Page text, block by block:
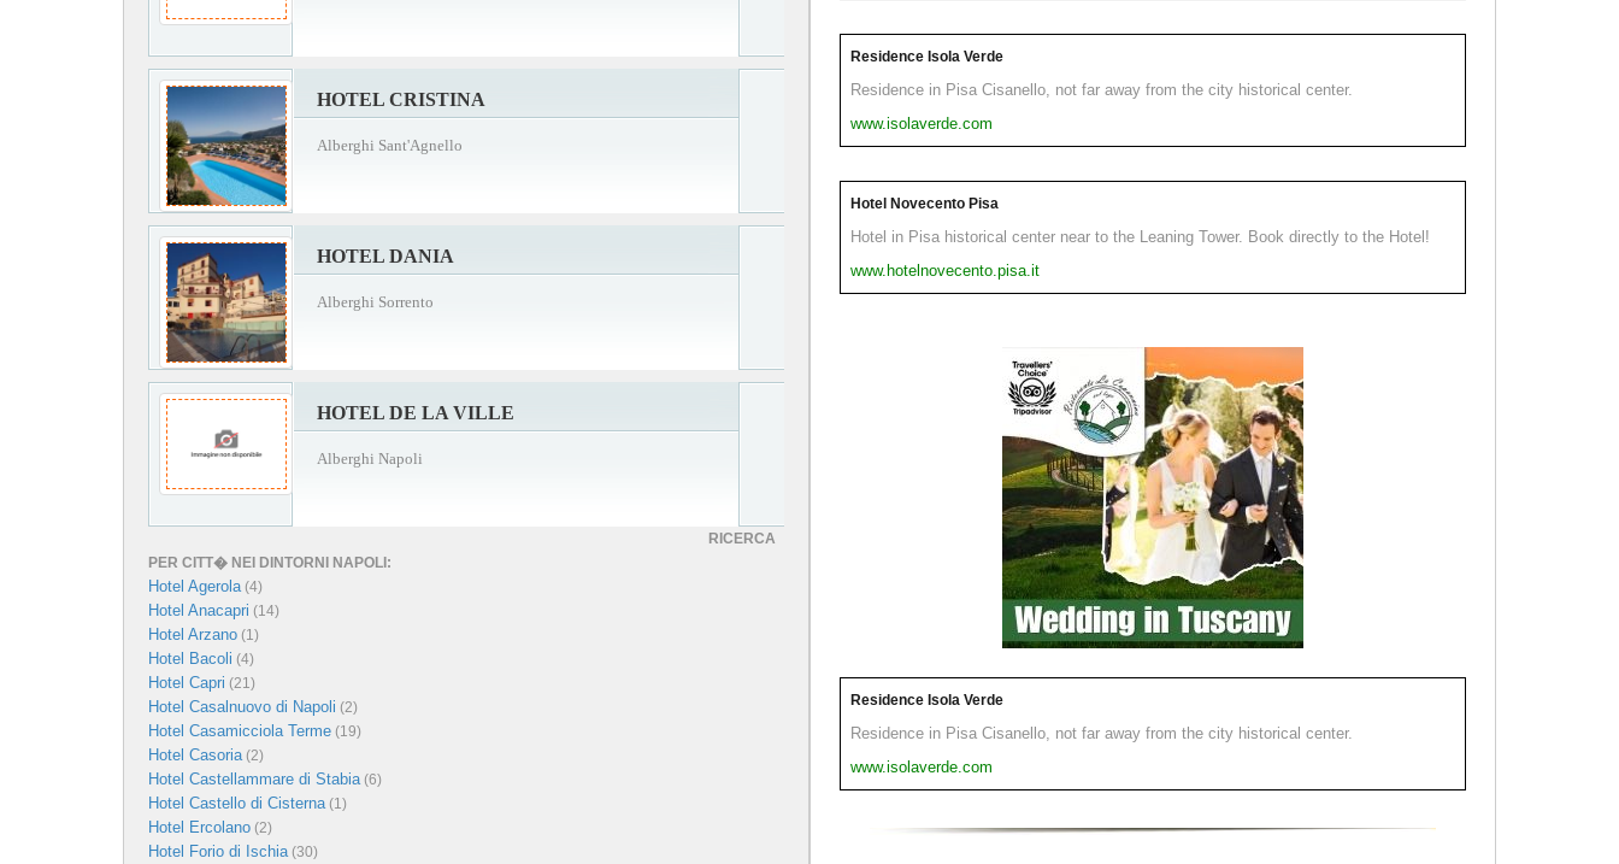
HOTEL CRISTINA
Alberghi Sant'Agnello
HOTEL DANIA
Alberghi Sorrento
HOTEL DE LA VILLE
Alberghi Napoli
RICERCA
PER CITT� NEI DINTORNI NAPOLI:
Hotel Agerola(4)
Hotel Anacapri (14)
Hotel Arzano (1)
Hotel Bacoli (4)
Hotel Capri (21)
Hotel Casalnuovo di Napoli (2)
Hotel Casamicciola Terme (19)
Hotel Casoria(2)
Hotel Castellammare di Stabia(6)
Hotel Castello di Cisterna(1)
Hotel Ercolano (2)
Hotel Forio di Ischia(30)
Residence Isola Verde
Residence in Pisa Cisanello, not far away from the city historical center.
www.isolaverde.com
Hotel Novecento Pisa
Hotel in Pisa historical center near to the Leaning Tower. Book directly to the Hotel!
www.hotelnovecento.pisa.it
Residence Isola Verde
Residence in Pisa Cisanello, not far away from the city historical center.
www.isolaverde.com